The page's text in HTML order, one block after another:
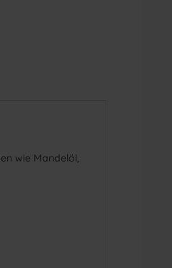
wie Mandelöl,